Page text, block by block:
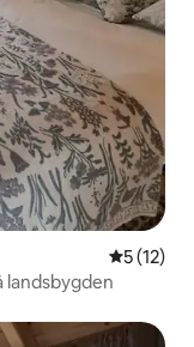
5 av 5 i
5 (12)
landsbygden